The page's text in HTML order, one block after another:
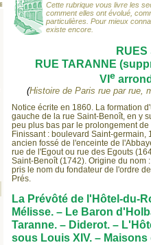
Cette rubrique vous livre les
comment elles ont évolué,
particulières. Pour mieux
existe encore.
RUES
RUE TARANNE
VI e
(Histoire de Paris rue par rue,
Notice écrite en 1860. La formation
gauche de la rue Saint-Benoît, en y
peu plus bas par le prolongement
Finissant : boulevard Saint-germain,
ancien fossé de l'enceinte de
rue de l'Egout ou rue des Egouts
Saint-Benoît (1742). Origine du nom
pris le nom du fondateur de l'ordre
Prés.
La Prévôté de l'Hôtel-du-
Mélisse. – Le Baron
Taranne. – Diderot. –
sous Louis XIV. – Maisons